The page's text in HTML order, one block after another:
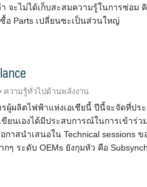
า จะไม่ได้เก็บสะสมความรู้ในการซ่อม
อ Parts เปลี่ยนซะเป็นส่วนใหญ่
ความรู้ทั่วไปด้านพลังงาน
ผู้ผลิตไฟฟ้าแห่งเอเชียนี้ ปีนี้จะจัดที่ปร
ยนเองได้มีประสบการณ์ในการเข้าร่ว
กาสนำเสนอใน Technical sessions
ๆ ระดับ OEMs ยังกุมหัว คือ